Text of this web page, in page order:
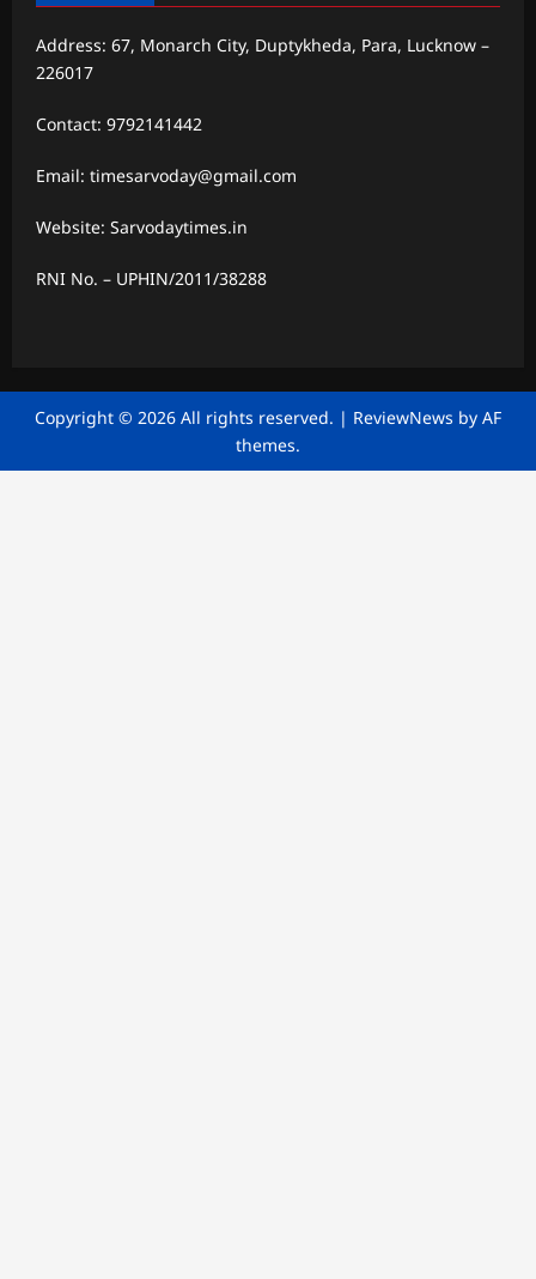
Address: 67, Monarch City, Duptykheda, Para, Lucknow –
226017
Contact: 9792141442
Email: timesarvoday@gmail.com
Website: Sarvodaytimes.in
RNI No. – UPHIN/2011/38288
Copyright © 2026 All rights reserved. | ReviewNews by AF
themes.